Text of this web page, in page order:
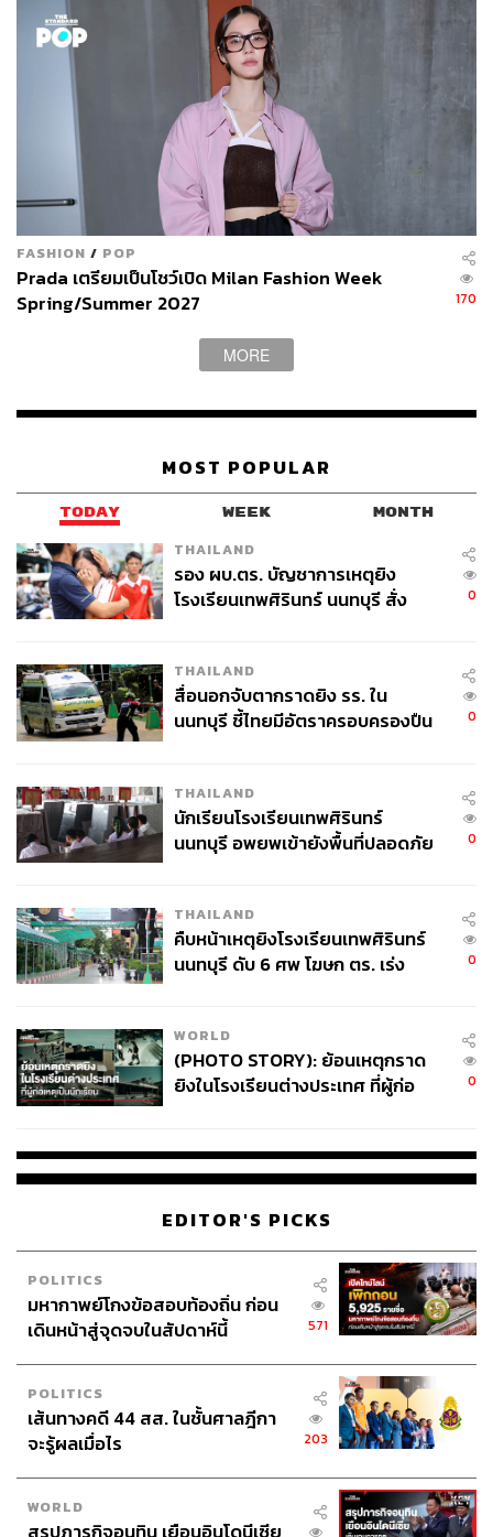
Michele เป็นแน่ แต่เป็น ‘มากและมาก’ ต่างหากที่ดูเป็นตัวเขา
การล้างกระดานครั้งใหญ่ของเขาไม่ใช่แค่ปรับคาแรกเตอร์
ของ Gucci ใหม่เท่านั้น แต่สไตล์ที่เคยมินิมัลด้วยเสื้อผ้าน้อย
ชิ้นในยุค Tom Ford ถูกแทนที่ด้วยเสื้อผ้าเลเยอร์บนเลเยอร์ ทับ
ด้วยเสื้อตัวนอกซ้อนถุงน่อง ใส่แว่นตาและแอ็กเซสซอรีแบบ
จุกๆ การล้างภาพจำใหม่นี้เข้าตา Gen Z อย่างจัง Gucci ขึ้น
แท่นแบรนด์ที่ขายดีมากๆ โดยเฉพาะสำหรับสาวก Gen ใหม่
ที่ชอบแต่งตัวแบบถม สไตล์แม็กซิมัลผสมความดราม่ากลาย
เป็นภาพลักษณ์ที่แข็งแรงของ Alessandro Michele ตลอด
ระยะเวลากว่า 8 ปี
นอกจากความเยอะแล้ว เทรนด์การแต่งตัวไหลลื่น Gender
กระแสนี้ให้กลายเป็นกระแสหลักของวงการแฟชั่นตั้งแต่
คอลเล็กชันแรกของเขาเลย เขายังชอบรวมแฟชั่นโชว์ของ
ผู้ชายและผู้หญิงเข้าด้วยกัน เพื่อเบลอเรื่องเพศสภาพใน
Gender Fluid ที่กลายเป็นสัญลักษณ์ของ Gucci ไปแล้วนั่นคือ
อย่างสิ้นเชิงหลังจากที่ทั้งสองได้ร่วมงานกัน และ Harry
Styles ได้กลายเป็น Global Ambassador ให้กับ Gucci ใน
เวลาต่อมา ทั้งสองสร้างแรงกระเพื่อมอย่างมาก ปรับทัศนคติ
การใช้ชีวิตของผู้ชายยุคใหม่ให้กว้างมากขึ้น
FASHION / POP
Prada เตรียมเป็นโชว์เปิด Milan Fashion Week
Spring/Summer 2027
170
MORE
MOST POPULAR
TODAY WEEK MONTH
THAILAND
รอง ผบ.ตร. บัญชาการเหตุยิง
โรงเรียนเทพศิรินทร์ นนทบุรี สั่ง
0
THAILAND
สื่อนอกจับตากราดยิง รร. ใน
นนทบุรี ชี้ไทยมีอัตราครอบครองปืน
0
THAILAND
นักเรียนโรงเรียนเทพศิรินทร์
นนทบุรี อพยพเข้ายังพื้นที่ปลอดภัย
0
THAILAND
คืบหน้าเหตุยิงโรงเรียนเทพศิรินทร์
นนทบุรี ดับ 6 ศพ โฆษก ตร. เร่ง
0
WORLD
(PHOTO STORY): ย้อนเหตุกราด
ยิงในโรงเรียนต่างประเทศ ที่ผู้ก่อ
0
EDITOR'S PICKS
POLITICS
มหากาพย์โกงข้อสอบท้องถิ่น ก่อน
เดินหน้าสู่จุดจบในสัปดาห์นี้
571
POLITICS
เส้นทางคดี 44 สส. ในชั้นศาลฎีกา
จะรู้ผลเมื่อไร
203
WORLD